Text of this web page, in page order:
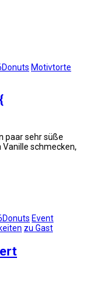
Donuts Motivtorte
paar sehr süße
schmecken,
Donuts Event
zu Gast